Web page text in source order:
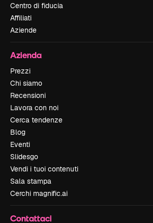
Centro di fiducia
Affiliati
Aziende
Azienda
Prezzi
Chi siamo
Recensioni
Lavora con noi
Cerca tendenze
Blog
Eventi
Slidesgo
Vendi i tuoi contenuti
Sala stampa
Cerchi magnific.ai
Contattaci